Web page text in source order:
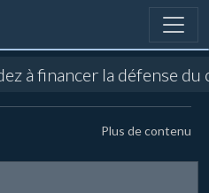
à financer la défense
Plus de contenu